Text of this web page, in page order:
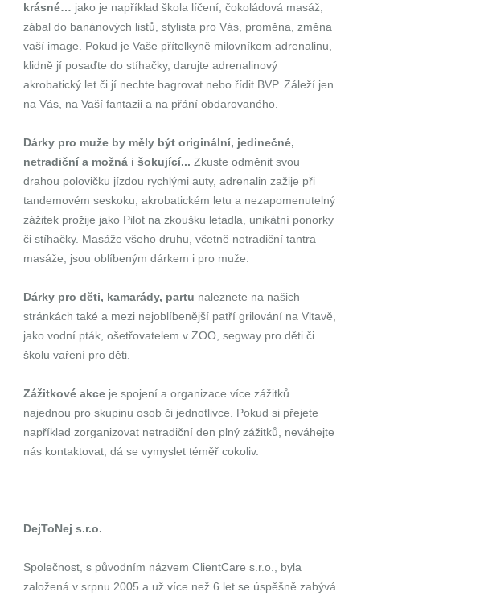
krásné… jako je například škola líčení, čokoládová masáž,
zábal do banánových listů, stylista pro Vás, proměna, změna
vaší image. Pokud je Vaše přítelkyně milovníkem adrenalinu,
klidně jí posaďte do stíhačky, darujte adrenalinový
akrobatický let či jí nechte bagrovat nebo řídit BVP. Záleží jen
na Vás, na Vaší fantazii a na přání obdarovaného.
Dárky pro muže by měly být originální, jedinečné,
netradiční a možná i šokující... Zkuste odměnit svou
drahou polovičku jízdou rychlými auty, adrenalin zažije při
tandemovém seskoku, akrobatickém letu a nezapomenutelný
zážitek prožije jako Pilot na zkoušku letadla, unikátní ponorky
či stíhačky. Masáže všeho druhu, včetně netradiční tantra
masáže, jsou oblíbeným dárkem i pro muže.
Dárky pro děti, kamarády, partu naleznete na našich
stránkách také a mezi nejoblíbenější patří grilování na Vltavě,
jako vodní pták, ošetřovatelem v ZOO, segway pro děti či
školu vaření pro děti.
Zážitkové akce je spojení a organizace více zážitků
najednou pro skupinu osob či jednotlivce. Pokud si přejete
například zorganizovat netradiční den plný zážitků, neváhejte
nás kontaktovat, dá se vymyslet téměř cokoliv.
DejToNej s.r.o.
Společnost, s původním názvem ClientCare s.r.o., byla
založená v srpnu 2005 a už více než 6 let se úspěšně zabývá